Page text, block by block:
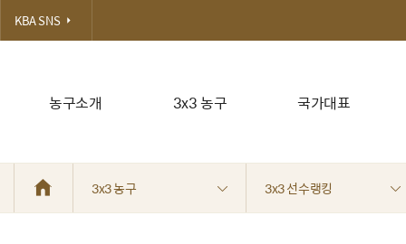
농구소개 3x3 농구 국가대표
KBA SNS
3x3 농구 3x3 선수랭킹